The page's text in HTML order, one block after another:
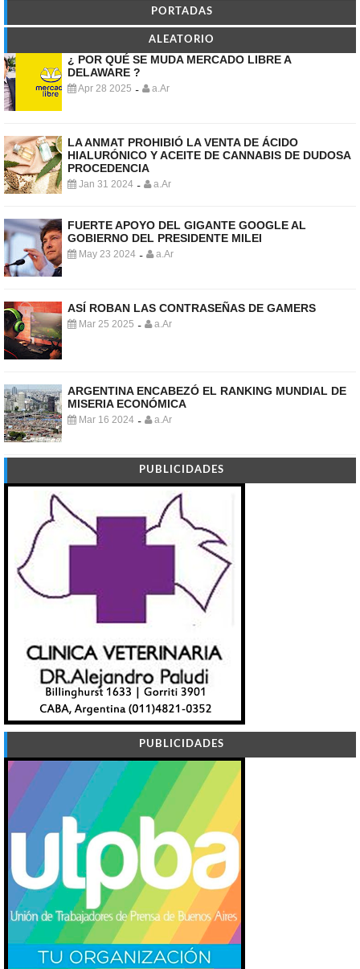
PORTADAS
ALEATORIO
¿ POR QUÉ SE MUDA MERCADO LIBRE A
DELAWARE ?
Apr 28 2025 - a.Ar
LA ANMAT PROHIBIÓ LA VENTA DE ÁCIDO
HIALURÓNICO Y ACEITE DE CANNABIS DE DUDOSA
PROCEDENCIA
Jan 31 2024 - a.Ar
FUERTE APOYO DEL GIGANTE GOOGLE AL
GOBIERNO DEL PRESIDENTE MILEI
May 23 2024 - a.Ar
ASÍ ROBAN LAS CONTRASEÑAS DE GAMERS
Mar 25 2025 - a.Ar
ARGENTINA ENCABEZÓ EL RANKING MUNDIAL DE
MISERIA ECONÓMICA
Mar 16 2024 - a.Ar
PUBLICIDADES
PUBLICIDADES